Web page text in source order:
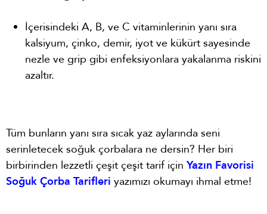
İçerisindeki A, B, ve C vitaminlerinin yanı sıra
kalsiyum, çinko, demir, iyot ve kükürt sayesinde
nezle ve grip gibi enfeksiyonlara yakalanma riskini
azaltır.
Tüm bunların yanı sıra sıcak yaz aylarında seni
serinletecek soğuk çorbalara ne dersin? Her biri
birbirinden lezzetli çeşit çeşit tarif için Yazın Favorisi
Soğuk Çorba Tarifleri yazımızı okumayı ihmal etme!